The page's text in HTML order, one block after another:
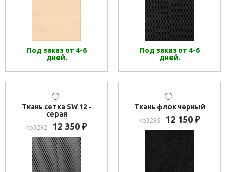
Под заказ от 4-6
дней.
Под заказ от 4-6
дней.
Ткань сетка SW 12 -
серая
ko3292 12 350 ₽
Ткань флок черный
ko3295 12 150 ₽